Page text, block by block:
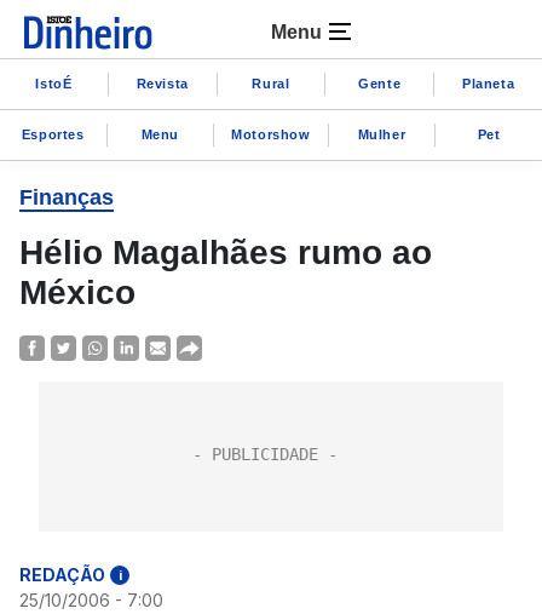
Menu
IstoÉ Revista Rural Gente Planeta
Esportes Menu Motorshow Mulher Pet
Finanças
Hélio Magalhães rumo ao
México
REDAÇÃO i
25/10/2006 - 7:00